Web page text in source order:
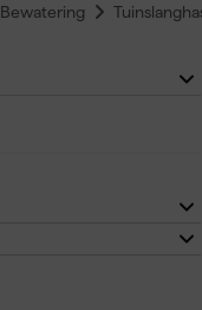
Bewatering